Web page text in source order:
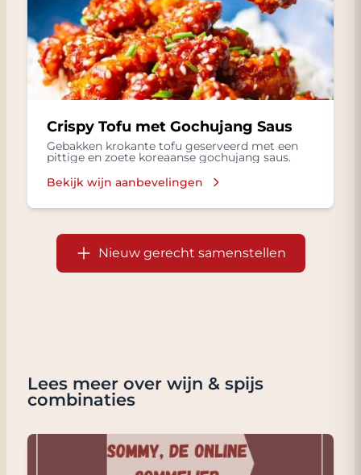
Crispy Tofu met Gochujang Saus
Gebakken krokante tofu geserveerd met een
pittige en zoete koreaanse gochujang saus.
Bekijk wijn aanbevelingen
Nieuw gerecht samenstellen
Lees meer over wijn & spijs
combinaties